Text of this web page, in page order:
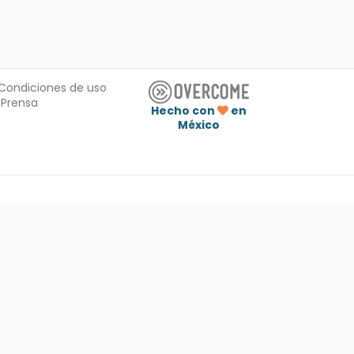
de uso
Prensa
Hecho con
en
México